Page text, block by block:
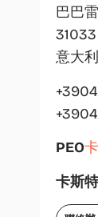
巴巴
31033
意大利
PEO
卡斯特